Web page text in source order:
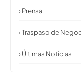
› Prensa
› Traspaso de
› Últimas Noticias